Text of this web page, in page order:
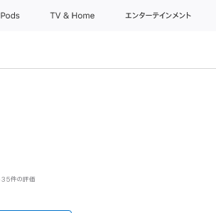
TV & Home エンターテインメント
件の評価